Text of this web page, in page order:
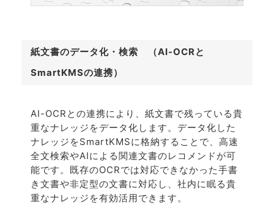
紙文書のデータ化・検索 （AI-OCRと
SmartKMSの連携）
AI-OCRとの連携により、紙文書で残っている貴
重なナレッジをデータ化します。データ化した
ナレッジをSmartKMSに格納することで、高速
全文検索やAIによる関連文書のレコメンドが可
能です。既存のOCRでは対応できなかった手書
き文書や非定型の文書に対応し、社内に眠る貴
重なナレッジを有効活用できます。